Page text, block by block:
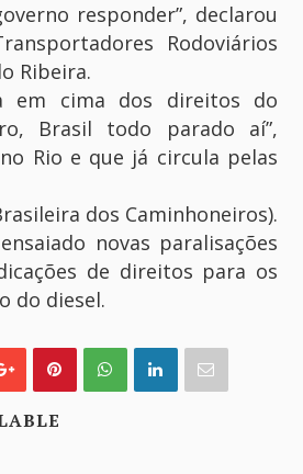
responder”, declarou
Rodoviários
Ribeira.
em cima dos direitos do
Brasil todo parado aí”,
Rio e que já circula pelas
dos Caminhoneiros).
novas paralisações
de direitos para os
do diesel.